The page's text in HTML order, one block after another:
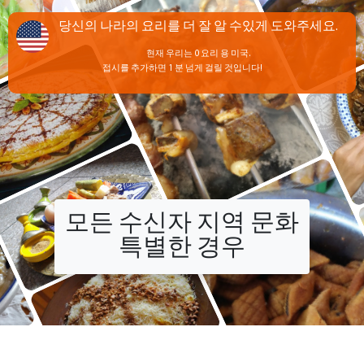
모든 수신자 지역 문화
특별한 경우
당신의 나라의 요리를 더 잘 알 수있게 도와주세요.
현재 우리는 0 요리 용 미국.
접시를 추가하면 1 분 넘게 걸릴 것입니다!